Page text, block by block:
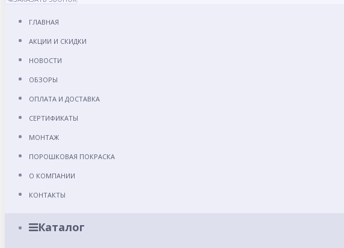
ГЛАВНАЯ
АКЦИИ И СКИДКИ
НОВОСТИ
ОБЗОРЫ
ОПЛАТА И ДОСТАВКА
СЕРТИФИКАТЫ
МОНТАЖ
ПОРОШКОВАЯ ПОКРАСКА
О КОМПАНИИ
КОНТАКТЫ
Каталог